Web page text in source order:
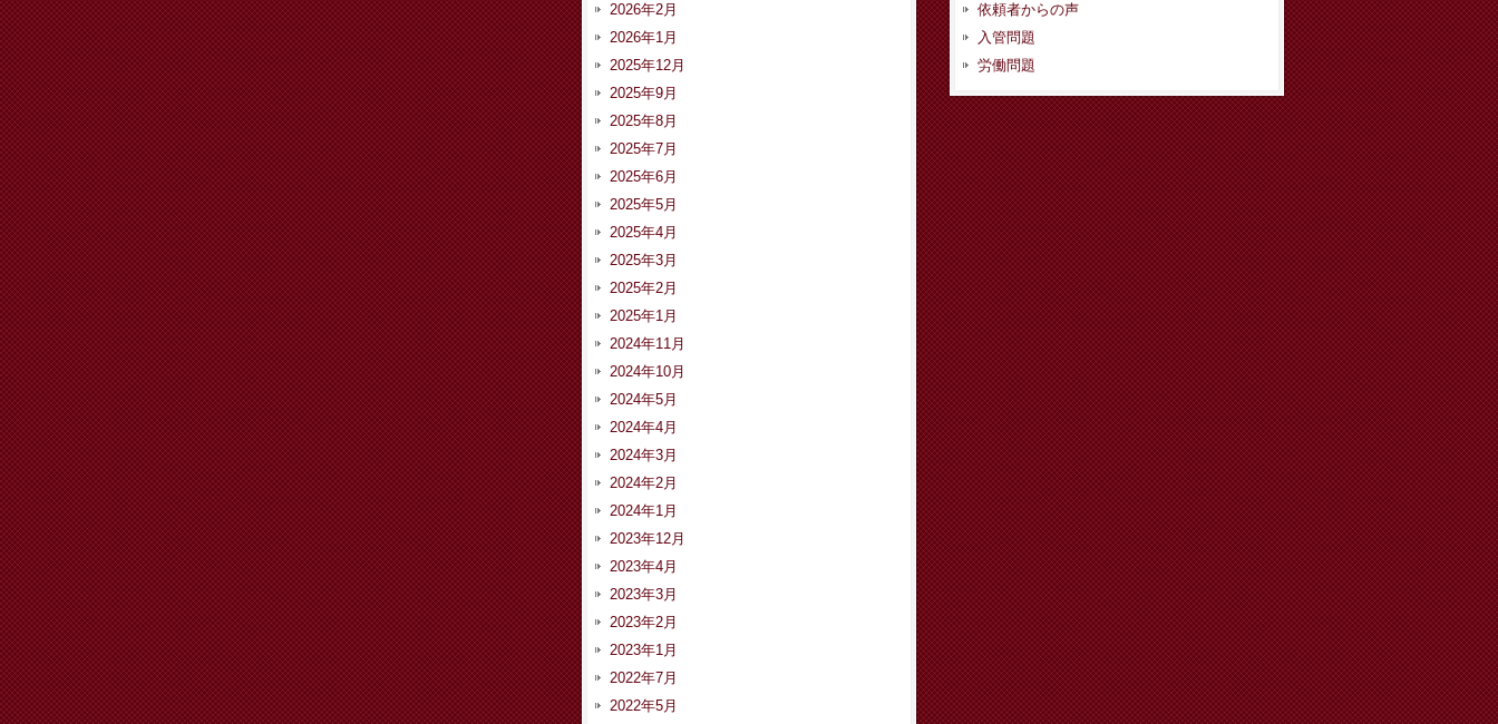
2026年2月
2026年1月
2025年12月
2025年9月
2025年8月
2025年7月
2025年6月
2025年5月
2025年4月
2025年3月
2025年2月
2025年1月
2024年11月
2024年10月
2024年5月
2024年4月
2024年3月
2024年2月
2024年1月
2023年12月
2023年4月
2023年3月
2023年2月
2023年1月
2022年7月
2022年5月
依頼者からの声
入管問題
労働問題